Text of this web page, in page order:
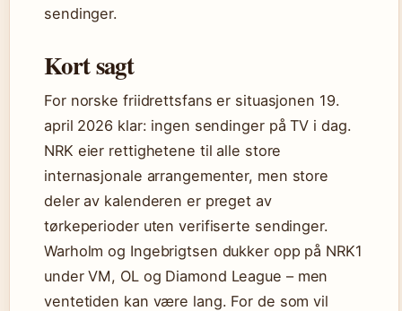
sendinger.
Kort sagt
For norske friidrettsfans er situasjonen 19.
april 2026 klar: ingen sendinger på TV i dag.
NRK eier rettighetene til alle store
internasjonale arrangementer, men store
deler av kalenderen er preget av
tørkeperioder uten verifiserte sendinger.
Warholm og Ingebrigtsen dukker opp på NRK1
under VM, OL og Diamond League – men
ventetiden kan være lang. For de som vil